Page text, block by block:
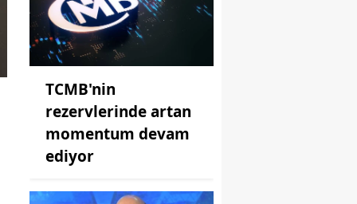
TCMB'nin
rezervlerinde artan
momentum devam
ediyor